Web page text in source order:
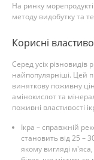
На ринку
методу видобутку та
Корисні
Серед усіх різновидів
найпопулярніші. Цей
виняткову поживну
амінокислот та
поживні властивості
Ікра – справжній
становить від 25 –
якому вигляді